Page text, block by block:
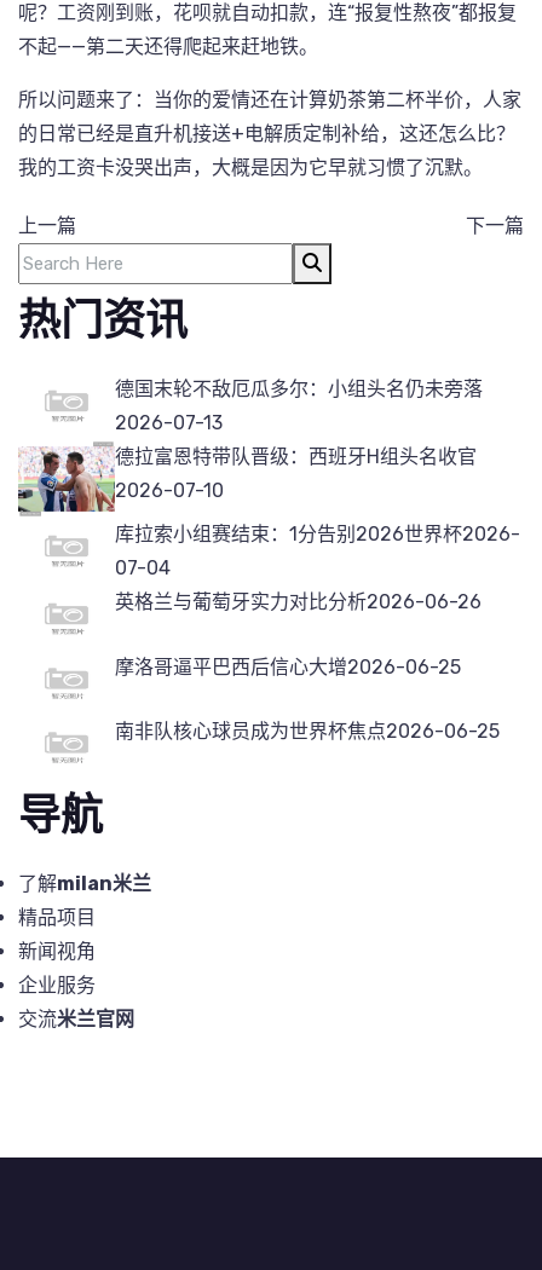
呢？工资刚到账，花呗就自动扣款，连“报复性熬夜”都报复
不起——第二天还得爬起来赶地铁。
所以问题来了：当你的爱情还在计算奶茶第二杯半价，人家
的日常已经是直升机接送+电解质定制补给，这还怎么比？
我的工资卡没哭出声，大概是因为它早就习惯了沉默。
上一篇 下一篇
热门资讯
德国末轮不敌厄瓜多尔：小组头名仍未旁落
2026-07-13
德拉富恩特带队晋级：西班牙H组头名收官
2026-07-10
库拉索小组赛结束：1分告别2026世界杯2026-
07-04
英格兰与葡萄牙实力对比分析2026-06-26
摩洛哥逼平巴西后信心大增2026-06-25
南非队核心球员成为世界杯焦点2026-06-25
导航
了解milan米兰
精品项目
新闻视角
企业服务
交流米兰官网